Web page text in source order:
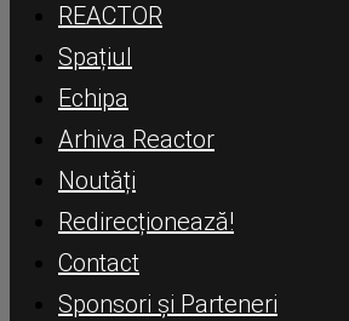
REACTOR
Spațiul
Echipa
Arhiva Reactor
Noutăți
Redirecționează!
Contact
Sponsori și Parteneri